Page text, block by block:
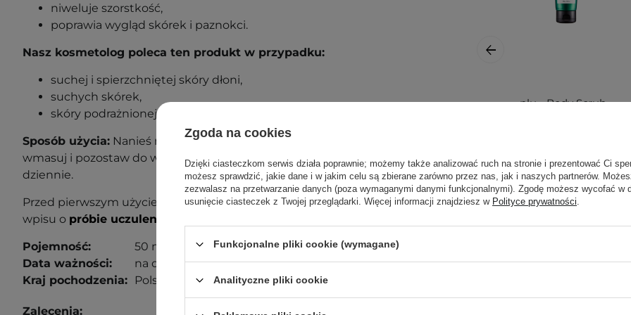
niweluje szorstkość,
poprawia wygląd skórek i paznokci.
Nasz kosmetolog poleca ten produkt w przypadku:
suchej i spierzchniętej skóry dłoni,
suchych skórek,
skóry podrażnionej i wymagającej regeneracji.
Sposób użycia: Nanieś niewielką ilość produktu na oczyszczoną skórę dłoni,
wmasuj i pozostaw do wchłonięcia. Serum możesz stosować nawet kilka razy
dziennie.
Przed pierwszym użyciem wykonaj próbę uczuleniową. Zajrzyj do naszego
wpisu o próbie uczuleniowej
Pojemność:
50 ml
Data ważności:
na opakowaniu.
Kraj pochodzenia:
Polska.
Zalecenia:
plu - Body Scrub -
Zgoda na cookies
Dzięki ciasteczkom serwis działa poprawnie; możemy także analizować ruch na stronie i prezentować Ci
możesz sprawdzić, jakie dane i w jakim celu są zbierane zarówno przez nas, jak i naszych partnerów.
zezwalasz na przetwarzanie danych (poza wymaganymi danymi funkcjonalnymi). Zgodę możesz wycofać w
usunięcie ciasteczek z Twojej przeglądarki. Więcej informacji znajdziesz w Polityce prywatności.
Funkcjonalne pliki cookie (wymagane)
Analityczne pliki cookie